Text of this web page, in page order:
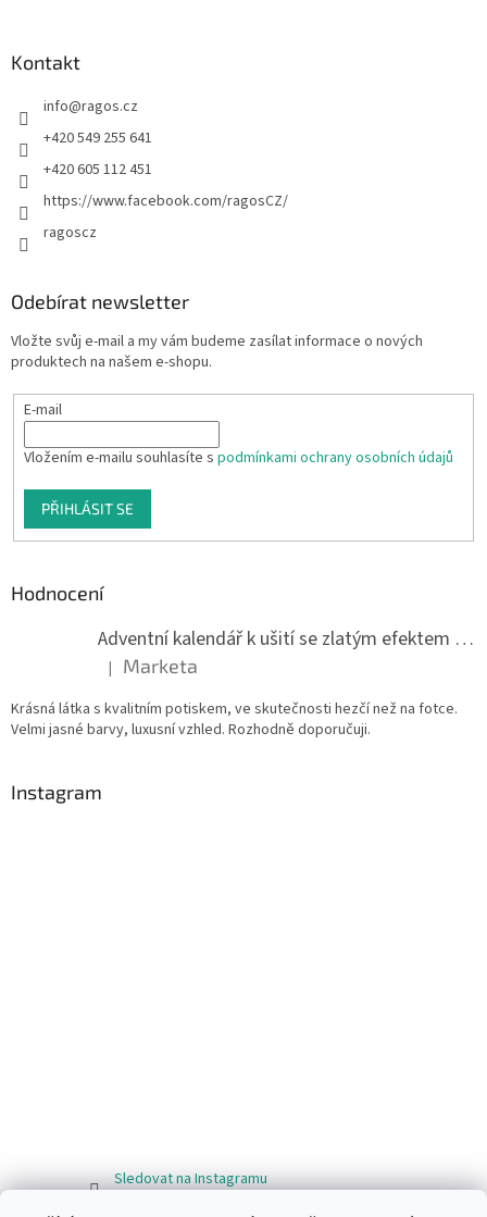
Kontakt
info@ragos.cz
+420 549 255 641
+420 605 112 451
https://www.facebook.com/ragosCZ/
ragoscz
Odebírat newsletter
Vložte svůj e-mail a my vám budeme zasílat informace o nových
produktech na našem e-shopu.
E-mail
Vložením e-mailu souhlasíte s podmínkami ochrany osobních údajů
PŘIHLÁSIT SE
Hodnocení
Adventní kalendář k ušití se zlatým efektem 042Q
Hodnocení produktu je 5 z 5 hvězdiček.
| Marketa
Krásná látka s kvalitním potiskem, ve skutečnosti hezčí než na fotce.
Velmi jasné barvy, luxusní vzhled. Rozhodně doporučuji.
Instagram
Sledovat na Instagramu